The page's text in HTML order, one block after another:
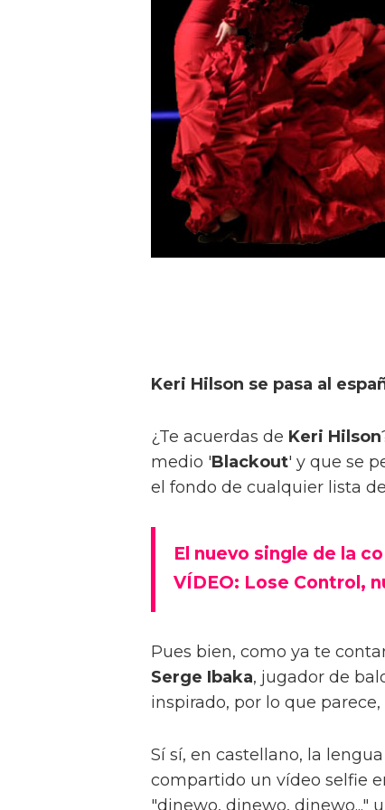
Keri Hilson se pasa al
¿Te acuerdas de Keri Hilson
medio 'Blackout' y que se
el fondo de cualquier lista
El nuevo single de la
VÍDEO: Lose Control,
Pues bien, como ya te
Serge Ibaka, jugador de
inspirado, por lo que
Sí sí, en castellano, la
compartido un vídeo selfie
"dinewo, dinewo, dinewo..."